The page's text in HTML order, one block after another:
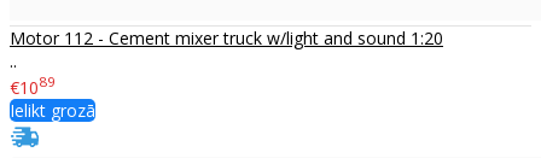
Motor 112 - Cement mixer truck w/light and sound 1:20
..
€1089
Ielikt grozā